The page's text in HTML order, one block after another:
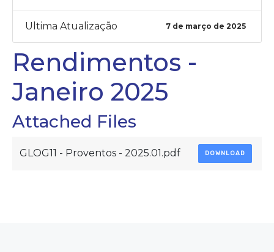
Ultima Atualização 7 de março de 2025
Rendimentos -
Janeiro 2025
Attached Files
GLOG11 - Proventos - 2025.01.pdf DOWNLOAD